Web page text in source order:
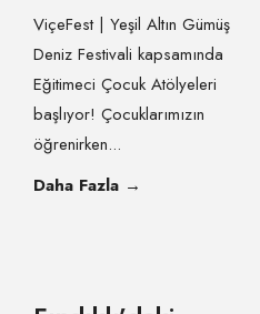
ViçeFest | Yeşil Altın Gümüş
Deniz Festivali kapsamında
Eğitimeci Çocuk Atölyeleri
başlıyor! Çocuklarımızın
öğrenirken...
Daha Fazla →